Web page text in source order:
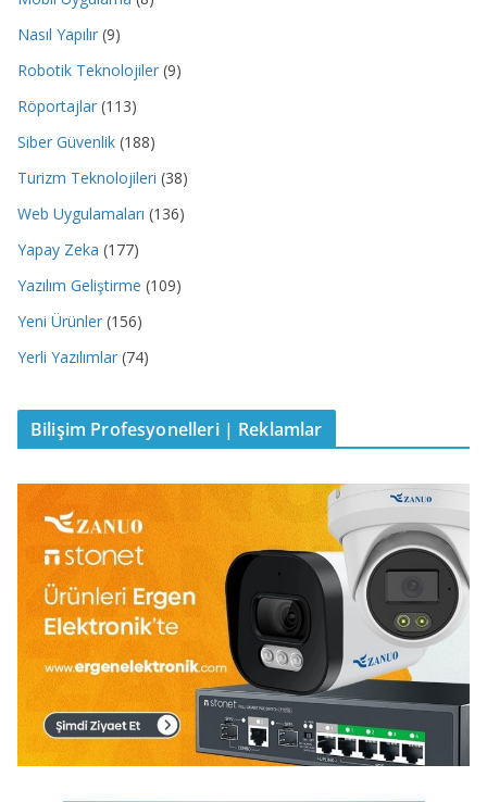
Nasıl Yapılır (9)
Robotik Teknolojiler (9)
Röportajlar (113)
Siber Güvenlik (188)
Turizm Teknolojileri (38)
Web Uygulamaları (136)
Yapay Zeka (177)
Yazılım Geliştirme (109)
Yeni Ürünler (156)
Yerli Yazılımlar (74)
Bilişim Profesyonelleri | Reklamlar